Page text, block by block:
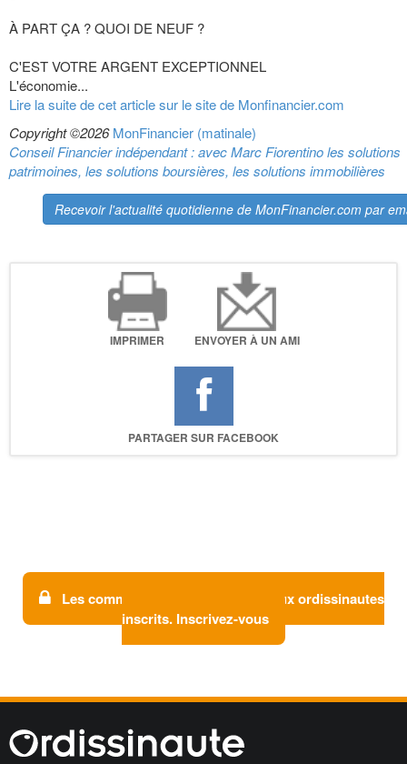
À PART ÇA ? QUOI DE NEUF ?
C'EST VOTRE ARGENT EXCEPTIONNEL
L'économie...
Lire la suite de cet article sur le site de Monfinancier.com
Copyright ©2026MonFinancier (matinale)
Conseil Financier indépendant : avec Marc Fiorentino les solutions
patrimoines, les solutions boursières, les solutions immobilières
Recevoir l'actualité quotidienne de MonFinancier.com par
IMPRIMER ENVOYER À UN AMI
PARTAGER SUR FACEBOOK
Les commentaires sont réservés aux ordissinautes
inscrits. Inscrivez-vous